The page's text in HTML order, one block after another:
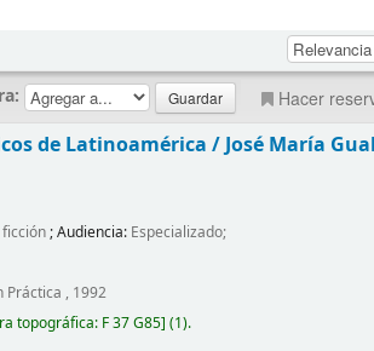
Hacer
de Latinoamérica /José María
; Audiencia: Especializado;
Práctica , 1992
topográfica: F 37 G85 (1).